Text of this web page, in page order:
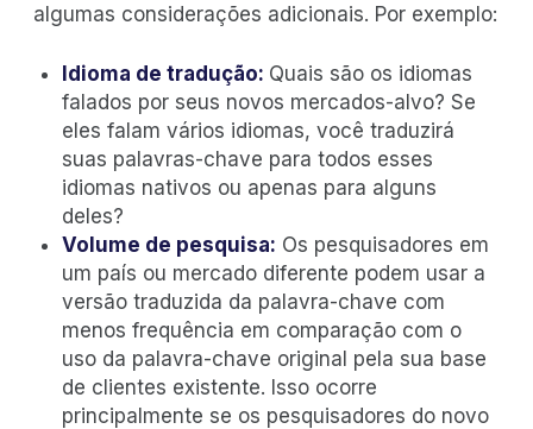
algumas considerações adicionais. Por exemplo:
Idioma de tradução: Quais são os idiomas
falados por seus novos mercados-alvo? Se
eles falam vários idiomas, você traduzirá
suas palavras-chave para todos esses
idiomas nativos ou apenas para alguns
deles?
Volume de pesquisa: Os pesquisadores em
um país ou mercado diferente podem usar a
versão traduzida da palavra-chave com
menos frequência em comparação com o
uso da palavra-chave original pela sua base
de clientes existente. Isso ocorre
principalmente se os pesquisadores do novo